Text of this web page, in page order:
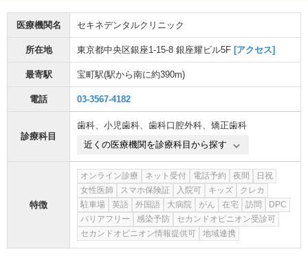
医療機関名 セキネデンタルクリニック
所在地 東京都中央区銀座1-15-8 銀座耀ビル5F [アクセス]
最寄駅 宝町駅(駅から南に約390m)
電話 03-3567-4182
診療科目
歯科、 小児歯科、 歯科口腔外科、 矯正歯科
近くの医療機関を診療科目から探す
特徴
オンライン診療 ネット受付 電話予約 夜間
日祝
女性医師
スマホ保険証 入院可 キッズ
クレカ
駐車場
英語 外国語 大病院 がん 在宅 訪問
DPC
バリアフリー
感染予防
セカンドオピニオン受診可
セカンドオピニオン情報提供可
地域連携